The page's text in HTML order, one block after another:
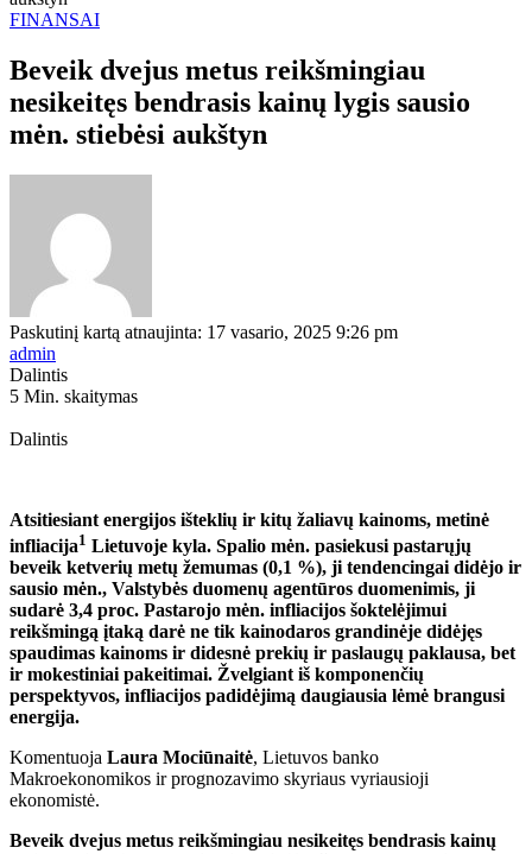
FINANSAI
Beveik dvejus metus reikšmingiau
nesikeitęs bendrasis kainų lygis sausio
mėn. stiebėsi aukštyn
Paskutinį kartą atnaujinta: 17 vasario, 2025 9:26 pm
admin
Dalintis
5 Min. skaitymas
Dalintis
Atsitiesiant energijos išteklių ir kitų žaliavų kainoms, metinė
infliacija1 Lietuvoje kyla. Spalio mėn. pasiekusi pastarųjų
beveik ketverių metų žemumas (0,1 %), ji tendencingai didėjo ir
sausio mėn., Valstybės duomenų agentūros duomenimis, ji
sudarė 3,4 proc. Pastarojo mėn. infliacijos šoktelėjimui
reikšmingą įtaką darė ne tik kainodaros grandinėje didėjęs
spaudimas kainoms ir didesnė prekių ir paslaugų paklausa, bet
ir mokestiniai pakeitimai. Žvelgiant iš komponenčių
perspektyvos, infliacijos padidėjimą daugiausia lėmė brangusi
energija.
Komentuoja Laura Mociūnaitė, Lietuvos banko
Makroekonomikos ir prognozavimo skyriaus vyriausioji
ekonomistė.
Beveik dvejus metus reikšmingiau nesikeitęs bendrasis kainų